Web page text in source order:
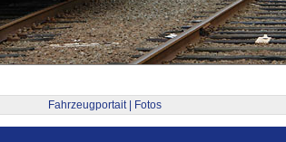
Fahrzeugportait | Fotos